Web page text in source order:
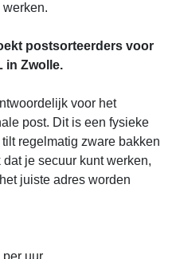
postsorteerders voor
in Zwolle.
voor het
post. Dit is een fysieke
regelmatig zware bakken
je secuur kunt werken,
juiste adres worden